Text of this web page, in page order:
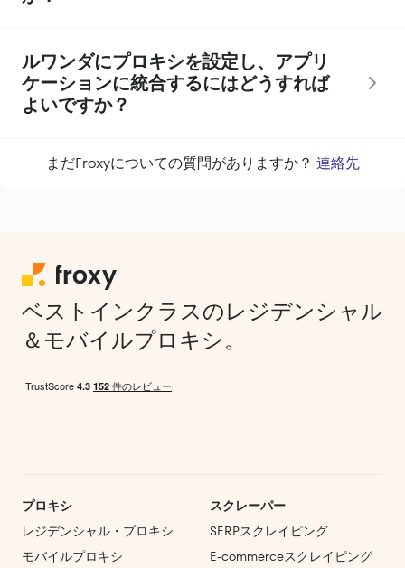
ルワンダにプロキシを設定し、アプリ
ケーションに統合するにはどうすれば
よいですか？
まだFroxyについての質問がありますか？ 連絡先
ベストインクラスのレジデンシャル
＆モバイルプロキシ。
プロキシ
レジデンシャル・プロキシ
モバイルプロキシ
スクレーパー
SERPスクレイピング
E‑commerceスクレイピング